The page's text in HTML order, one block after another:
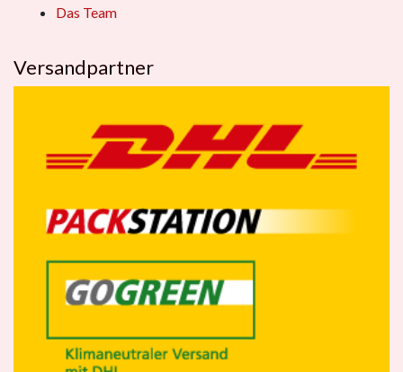
Das Team
Versandpartner